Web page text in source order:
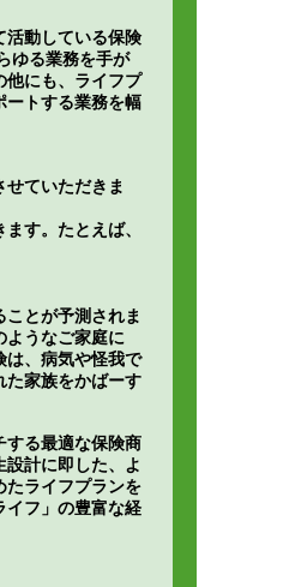
活動している保険
ゆる業務を手が
他にも、ライフプ
ートする業務を幅
ていただきま
す。たとえば、
とが予測されま
ようなご家庭に
は、病気や怪我で
た家族をかばーす
する最適な保険商
計に即した、よ
たライフプランを
イフ」の豊富な経